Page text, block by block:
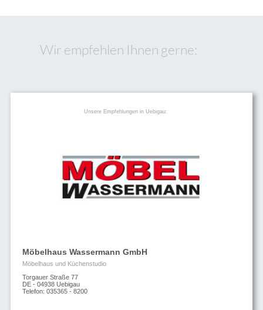
Wir empfehlen Ihnen gerne:
Unsere Empfehlungen in Uebigau:
Möbelhaus Wassermann GmbH
Möbelhaus und Küchenstudio
Torgauer Straße 77
DE - 04938 Uebigau
Telefon: 035365 - 8200